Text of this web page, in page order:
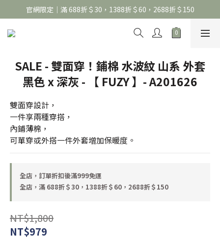
官網限定｜滿 688折＄30，1388折＄60，2688折＄150
官網限定｜滿 688折＄30，1388折＄60，2688折＄150
United Athle系列｜註冊會員299免運
SALE - 雙面穿！鋪棉 水波紋 山系 外套
黑色 x 深灰 - 【 FUZY 】- A201626
雙面穿設計，
一件享兩種穿搭，
內鋪薄棉，
可單穿或外搭一件外套增加保暖度。
全店，訂單折扣後滿999免運
全店，滿 688折＄30，1388折＄60，2688折＄150
NT$1,800
NT$979